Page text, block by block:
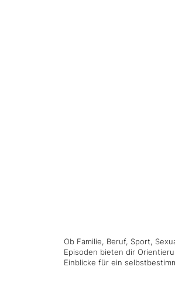
Ob Familie, Beruf, Sport,
Episoden bieten dir
Einblicke für ein